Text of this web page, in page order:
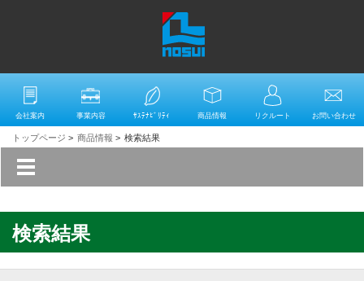
会社案内 事業内容 ｻｽﾃﾅﾋﾞﾘﾃｨ 商品情報 リクルート お問い合わせ
トップページ > 商品情報 > 検索結果
検索結果